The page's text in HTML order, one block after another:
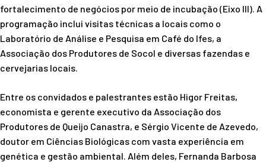
fortalecimento de negócios por meio de incubação (Eixo III). A
programação inclui visitas técnicas a locais como o
Laboratório de Análise e Pesquisa em Café do Ifes, a
Associação dos Produtores de Socol e diversas fazendas e
cervejarias locais.
Entre os convidados e palestrantes estão Higor Freitas,
economista e gerente executivo da Associação dos
Produtores de Queijo Canastra, e Sérgio Vicente de Azevedo,
doutor em Ciências Biológicas com vasta experiência em
genética e gestão ambiental. Além deles, Fernanda Barbosa